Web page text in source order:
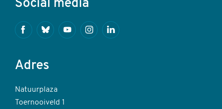
Social media
FacebookBlueskyYoutubeInstagramLinkedin
Adres
Natuurplaza
Toernooiveld 1